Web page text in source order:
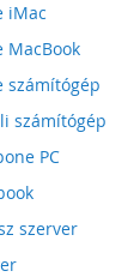
iMac
MacBook
számítógép
számítógép
PC
szerver